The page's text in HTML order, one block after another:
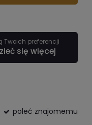
Twoich preferencji
się więcej
poleć znajomemu